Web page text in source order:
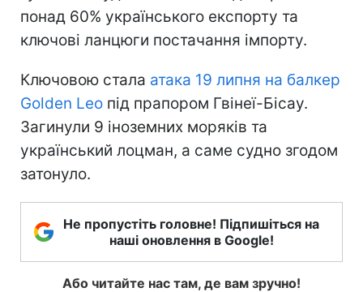
понад 60% українського експорту та
ключові ланцюги постачання імпорту.
Ключовою стала атака 19 липня на балкер
Golden Leo під прапором Гвінеї-Бісау.
Загинули 9 іноземних моряків та
український лоцман, а саме судно згодом
затонуло.
Не пропустіть головне! Підпишіться на
наші оновлення в Google!
Або читайте нас там, де вам зручно!